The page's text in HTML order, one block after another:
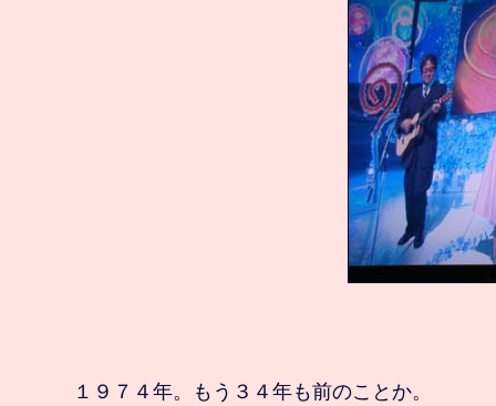
１９７４年。もう３４年も前のことか。